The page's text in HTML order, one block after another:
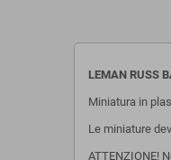
LEMAN RUSS
Miniatura in
Le miniature
ATTENZIONE!